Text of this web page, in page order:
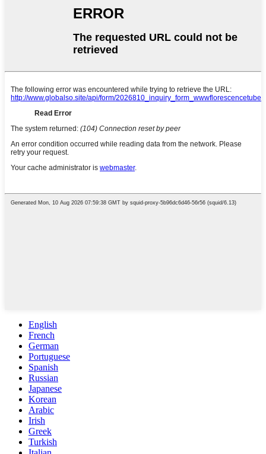
English
French
German
Portuguese
Spanish
Russian
Japanese
Korean
Arabic
Irish
Greek
Turkish